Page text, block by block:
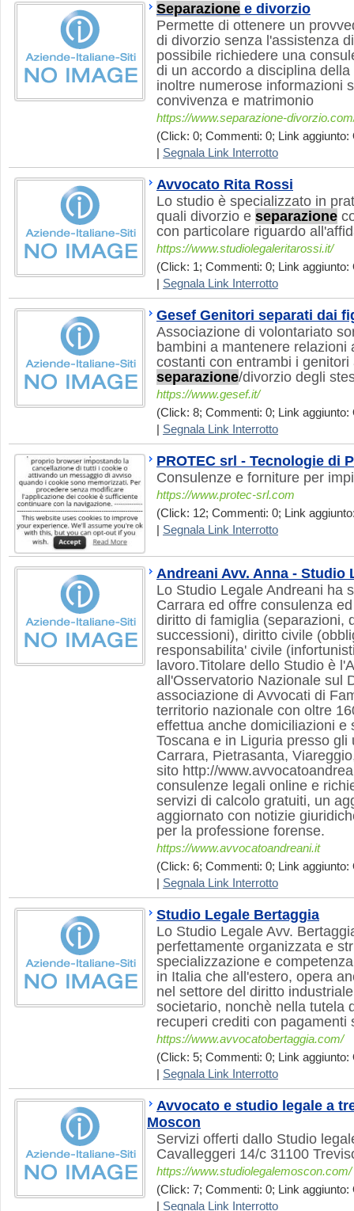
Separazione e divorzio
Permette di ottenere un
di divorzio senza l'assistenza
possibile richiedere una
di un accordo a disciplina
inoltre numerose informazioni
convivenza e matrimonio
https://www.separazione-
(Click: 0; Commenti: 0; Link aggiunto:
Segnala Link Interrotto
Avvocato Rita Rossi
Lo studio è specializzato in
quali divorzio e separazione
con particolare riguardo
https://www.studiolegaleritarossi.it/
(Click: 1; Commenti: 0; Link aggiunto:
Segnala Link Interrotto
Gesef Genitori separati dai
Associazione di volontariato
bambini a mantenere relazioni
costanti con entrambi i
separazione/divorzio degli
https://www.gesef.it/
(Click: 8; Commenti: 0; Link aggiunto:
Segnala Link Interrotto
PROTEC srl - Tecnologie di
Consulenze e forniture per
https://www.protec-srl.com
(Click: 12; Commenti: 0; Link
Segnala Link Interrotto
Andreani Avv. Anna - Studio
Lo Studio Legale Andreani ha
Carrara ed offre consulenza
diritto di famiglia (separazioni,
successioni), diritto civile
responsabilita' civile
lavoro.Titolare dello Studio è
all'Osservatorio Nazionale sul
associazione di Avvocati di
territorio nazionale con oltre
effettua anche domiciliazioni e
Toscana e in Liguria presso
Carrara, Pietrasanta,
sito http://
consulenze legali online e
servizi di calcolo gratuiti, un
aggiornato con notizie
per la professione forense.
https://www.avvocatoandreani.it
(Click: 6; Commenti: 0; Link aggiunto:
Segnala Link Interrotto
Studio Legale Bertaggia
Lo Studio Legale Avv.
perfettamente organizzata e
specializzazione e
in Italia che all'estero, opera
nel settore del diritto
societario, nonchè nella tutela
recuperi crediti con pagamenti
https://www.avvocatobertaggia.com/
(Click: 5; Commenti: 0; Link aggiunto:
Segnala Link Interrotto
Avvocato e studio legale a
Moscon
Servizi offerti dallo Studio
Cavalleggeri 14/c 31100
https://www.studiolegalemoscon.com/
(Click: 7; Commenti: 0; Link aggiunto:
Segnala Link Interrotto